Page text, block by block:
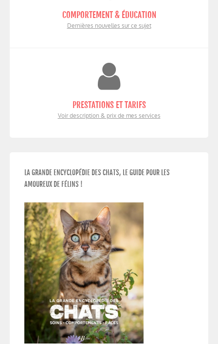
COMPORTEMENT & ÉDUCATION
Dernières nouvelles sur ce sujet
PRESTATIONS ET TARIFS
Voir description & prix de mes services
LA GRANDE ENCYCLOPÉDIE DES CHATS, LE GUIDE POUR LES
AMOUREUX DE FÉLINS !